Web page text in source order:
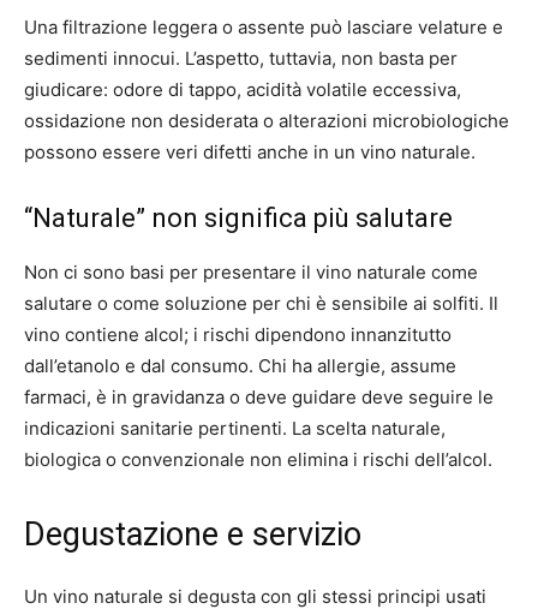
Una filtrazione leggera o assente può lasciare velature e
sedimenti innocui. L’aspetto, tuttavia, non basta per
giudicare: odore di tappo, acidità volatile eccessiva,
ossidazione non desiderata o alterazioni microbiologiche
possono essere veri difetti anche in un vino naturale.
“Naturale” non significa più salutare
Non ci sono basi per presentare il vino naturale come
salutare o come soluzione per chi è sensibile ai solfiti. Il
vino contiene alcol; i rischi dipendono innanzitutto
dall’etanolo e dal consumo. Chi ha allergie, assume
farmaci, è in gravidanza o deve guidare deve seguire le
indicazioni sanitarie pertinenti. La scelta naturale,
biologica o convenzionale non elimina i rischi dell’alcol.
Degustazione e servizio
Un vino naturale si degusta con gli stessi principi usati